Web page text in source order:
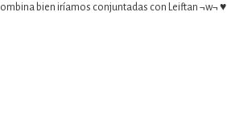
bien iríamos conjuntadas con Leiftan ¬w¬ ♥